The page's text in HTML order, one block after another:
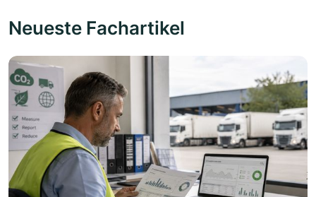
Neueste Fachartikel